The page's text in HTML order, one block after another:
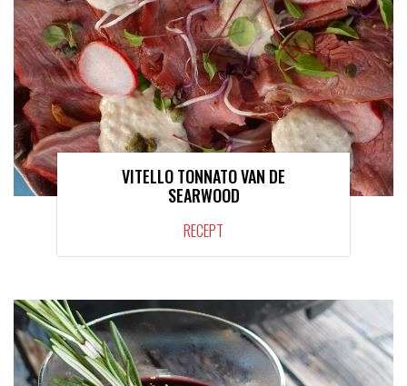
VITELLO TONNATO VAN DE
SEARWOOD
RECEPT